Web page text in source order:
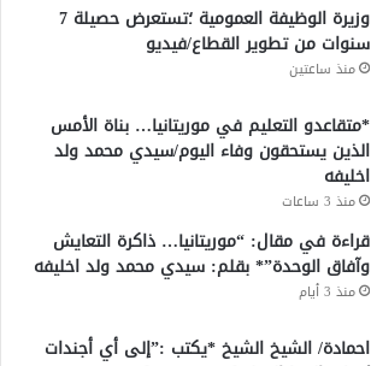
وزيرة الوظيفة العمومية ؛تستعرض حصيلة 7
سنوات من تطوير القطاع/فيديو
منذ ساعتين
*متقاعدو التعليم في موريتانيا… بناة الأمس
الذين يستحقون وفاء اليوم/سيدي محمد ولد
اخليفه
منذ 3 ساعات
قراءة في مقال: “موريتانيا… ذاكرة التعايش
وآفاق الوحدة”* بقلم: سيدي محمد ولد اخليفه
منذ 3 أيام
احمادة/ الشيخ الشيخ *يكتب :”إلى أي أجندات